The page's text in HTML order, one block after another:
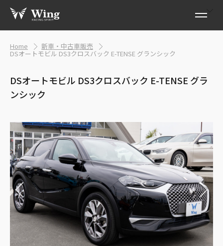
Home 新車・中古車販売
DSオートモビル DS3クロスバック E-TENSE グランシック
DSオートモビル DS3クロスバック E-TENSE グラ
ンシック